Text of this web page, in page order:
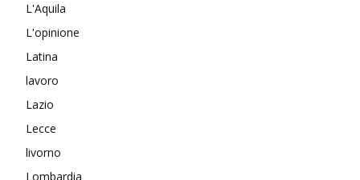
L'Aquila
L'opinione
Latina
lavoro
Lazio
Lecce
livorno
Lombardia